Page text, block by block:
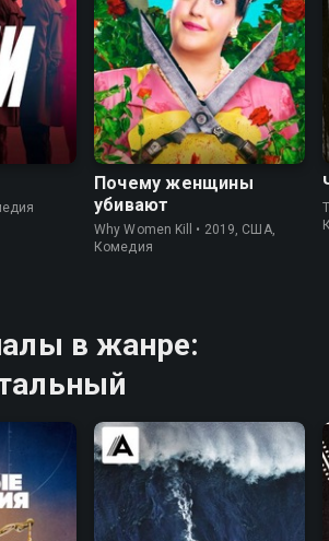
8.3 8.3
Почему женщины
убивают
Why Women Kill • 2019, США,
Комедия
в жанре: